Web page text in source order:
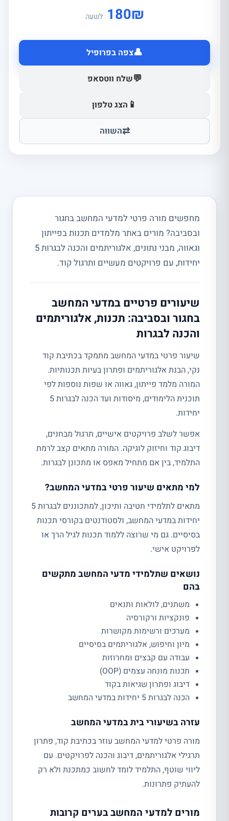
₪
180 לשעה
👤צפה בפרופיל
💬שלח ווטסאפ
📱 הצג טלפון
⇄השווה
מחפשים מורה פרטי למדעי המחשב בחגור
ובסביבה? מורים באתר מלמדים תכנות בפייתון
וגאווה, מבני נתונים, אלגוריתמים והכנה לבגרות 5
יחידות, עם פרויקטים מעשיים ותרגול קוד.
שיעורים פרטיים במדעי המחשב
בחגור ובסביבה: תכנות, אלגוריתמים
והכנה לבגרות
שיעור פרטי במדעי המחשב מתמקד בכתיבת קוד
נקי, הבנת אלגוריתמים ופתרון בעיות תכנותיות.
המורה מלמד פייתון, גאווה או שפות נוספות לפי
תוכנית הלימודים, מיסודות ועד הכנה לבגרות 5
יחידות.
אפשר לשלב פרויקטים אישיים, תרגול מבחנים,
דיבוג קוד וחיזוק לוגיקה. המורה מתאים קצב לרמת
התלמיד, בין אם מתחיל מאפס או מתכונן לבגרות.
למי מתאים שיעור פרטי במדעי המחשב?
מתאים לתלמידי חטיבה ותיכון, למתכוננים לבגרות 5
יחידות במדעי המחשב, ולסטודנטים בקורסי תכנות
בסיסיים. גם מי שרוצה ללמוד תכנות לגיל הרך או
לפרויקט אישי.
נושאים שתלמידי מדעי המחשב מתקשים
בהם
משתנים, לולאות ותנאים
פונקציות ורקורסיה
מערכים ורשימות מקושרות
מיון וחיפוש, אלגוריתמים בסיסיים
עבודה עם קבצים ומחרוזות
תכנות מונחה עצמים (OOP)
דיבוג ופתרון שגיאות בקוד
הכנה לבגרות 5 יחידות במדעי המחשב
עזרה בשיעורי בית במדעי המחשב
מורה פרטי למדעי המחשב עוזר בכתיבת קוד, פתרון
תרגילי אלגוריתמים, דיבוג והכנה לפרויקטים. עם
ליווי שוטף, התלמיד לומד לחשוב כמתכנת ולא רק
להעתיק פתרונות.
מורים למדעי המחשב בערים קרובות